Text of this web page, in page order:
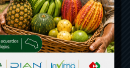
57- 6078851946